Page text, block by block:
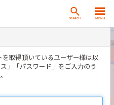
SEARCH MENU
取得頂いているユーザー様は以
」「パスワード」をご入力のう